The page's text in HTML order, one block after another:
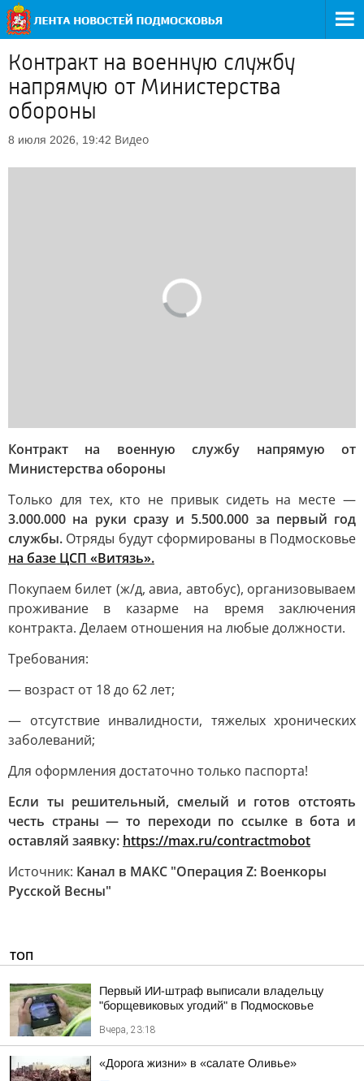
Контракт на военную службу
напрямую от Министерства
обороны
8 июля 2026, 19:42 Видео
Контракт на военную службу напрямую от
Министерства обороны
Только для тех, кто не привык сидеть на месте —
3.000.000 на руки сразу и 5.500.000 за первый год
службы. Отряды будут сформированы в Подмосковье
на базе ЦСП «Витязь».
Покупаем билет (ж/д, авиа, автобус), организовываем
проживание в казарме на время заключения
контракта. Делаем отношения на любые должности.
Требования:
— возраст от 18 до 62 лет;
— отсутствие инвалидности, тяжелых хронических
заболеваний;
Для оформления достаточно только паспорта!
Если ты решительный, смелый и готов отстоять
честь страны — то переходи по ссылке в бота и
оставляй заявку: https://max.ru/contractmobot
Источник: Канал в МАКС "Операция Z: Военкоры
Русской Весны"
ТОП
Первый ИИ-штраф выписали владельцу
"борщевиковых угодий" в Подмосковье
Вчера, 23:18
«Дорога жизни» в «салате Оливье»